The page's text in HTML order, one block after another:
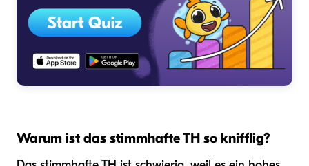
Warum ist das stimmhafte TH so knifflig?